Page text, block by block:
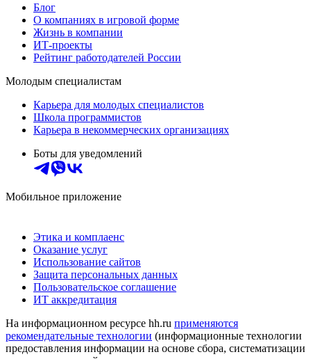
Блог
О компаниях в игровой форме
Жизнь в компании
ИТ-проекты
Рейтинг работодателей России
Молодым специалистам
Карьера для молодых специалистов
Школа программистов
Карьера в некоммерческих организациях
Боты для уведомлений
Мобильное приложение
Этика и комплаенс
Оказание услуг
Использование сайтов
Защита персональных данных
Пользовательское соглашение
ИТ аккредитация
На информационном ресурсе hh.ru применяются
рекомендательные технологии (информационные технологии
предоставления информации на основе сбора, систематизации